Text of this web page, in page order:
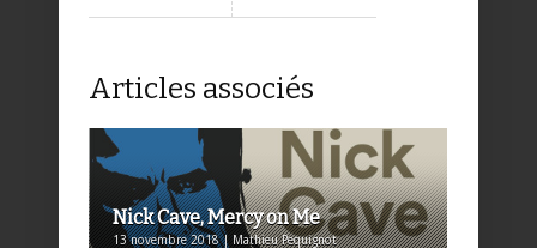
Articles associés
Nick Cave, Mercy on Me
13 novembre 2018 | Mathieu Pequignot